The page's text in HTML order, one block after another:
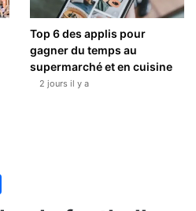
Top 6 des applis pour
gagner du temps au
supermarché et en cuisine
2 jours il y a